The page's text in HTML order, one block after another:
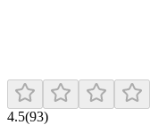
4.5(93)